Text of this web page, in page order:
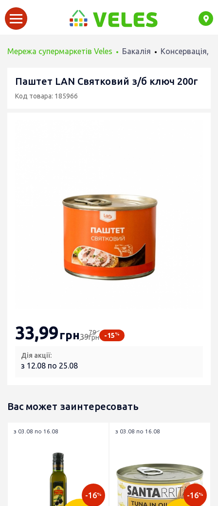
Мережа супермаркетів Veles Бакалія Консервація,
Паштет LAN Святковий з/б ключ 200г
Код товара: 185966
33,99грн3979
грн -15%
Дія акції:
з 12.08 по 25.08
Вас может заинтересовать
з 03.08 по 16.08
-16%
з 03.08 по 16.08
-16%